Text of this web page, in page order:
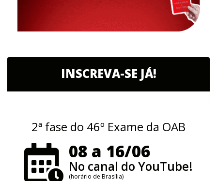
INSCREVA-SE JÁ!
2ª fase do 46º Exame da OAB
08 a 16/06
No canal do YouTube!
(horário de Brasília)